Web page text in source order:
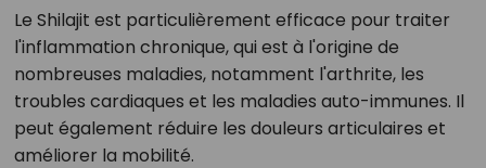
Le Shilajit est particulièrement efficace pour traiter
l'inflammation chronique, qui est à l'origine de
nombreuses maladies, notamment l'arthrite, les
troubles cardiaques et les maladies auto-immunes. Il
peut également réduire les douleurs articulaires et
améliorer la mobilité.